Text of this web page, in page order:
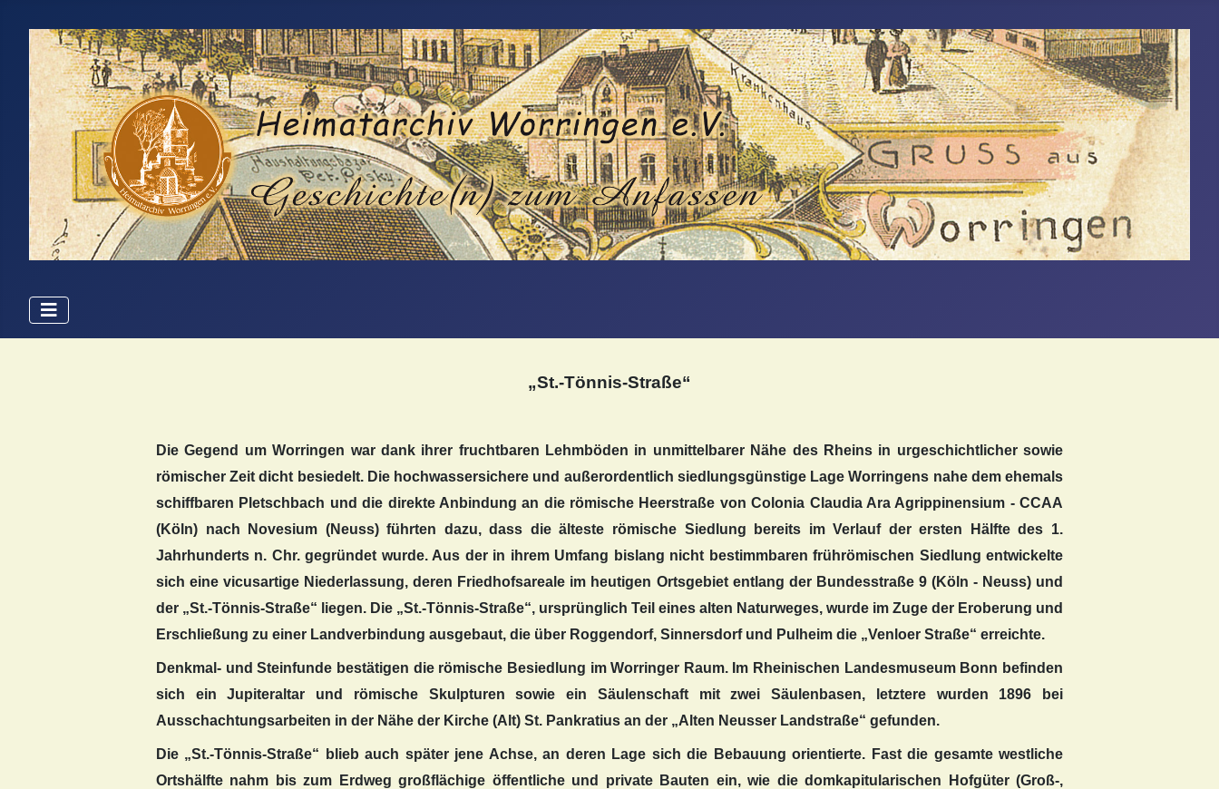
„St.-Tönnis-Straße“
Die Gegend um Worringen war dank ihrer fruchtbaren Lehmböden in unmittelbarer Nähe des Rheins in urgeschichtlicher sowie
römischer Zeit dicht besiedelt. Die hochwassersichere und außerordentlich siedlungsgünstige Lage Worringens nahe dem ehemals
schiffbaren Pletschbach und die direkte Anbindung an die römische Heerstraße von Colonia Claudia Ara Agrippinensium - CCAA
(Köln) nach Novesium (Neuss) führten dazu, dass die älteste römische Siedlung bereits im Verlauf der ersten Hälfte des 1.
Jahrhunderts n. Chr. gegründet wurde. Aus der in ihrem Umfang bislang nicht bestimmbaren frührömischen Siedlung entwickelte
sich eine vicusartige Niederlassung, deren Friedhofsareale im heutigen Ortsgebiet entlang der Bundesstraße 9 (Köln - Neuss) und
der „St.-Tönnis-Straße“ liegen. Die „St.-Tönnis-Straße“, ursprünglich Teil eines alten Naturweges, wurde im Zuge der Eroberung und
Erschließung zu einer Landverbindung ausgebaut, die über Roggendorf, Sinnersdorf und Pulheim die „Venloer Straße“ erreichte.
Denkmal- und Steinfunde bestätigen die römische Besiedlung im Worringer Raum. Im Rheinischen Landesmuseum Bonn befinden
sich ein Jupiteraltar und römische Skulpturen sowie ein Säulenschaft mit zwei Säulenbasen, letztere wurden 1896 bei
Ausschachtungsarbeiten in der Nähe der Kirche (Alt) St. Pankratius an der „Alten Neusser Landstraße“ gefunden.
Die „St.-Tönnis-Straße“ blieb auch später jene Achse, an deren Lage sich die Bebauung orientierte. Fast die gesamte westliche
Ortshälfte nahm bis zum Erdweg großflächige öffentliche und private Bauten ein, wie die domkapitularischen Hofgüter (Groß-,